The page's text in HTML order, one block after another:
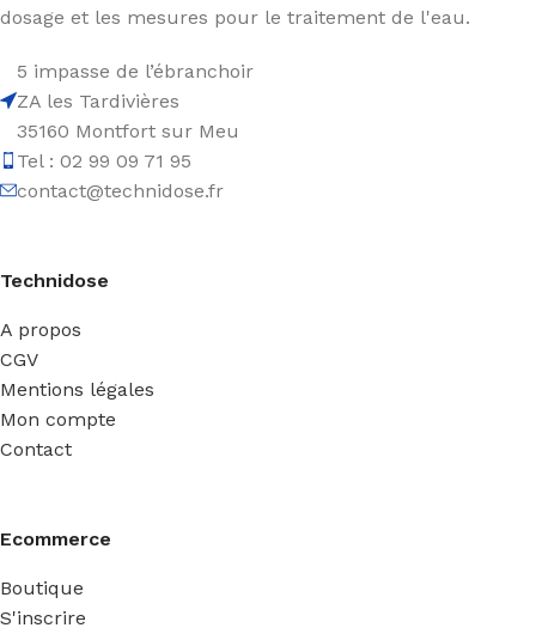
dosage et les mesures pour le traitement de l'eau.
5 impasse de l’ébranchoir
ZA les Tardivières
35160 Montfort sur Meu
Tel : 02 99 09 71 95
contact@technidose.fr
Technidose
A propos
CGV
Mentions légales
Mon compte
Contact
Ecommerce
Boutique
S'inscrire